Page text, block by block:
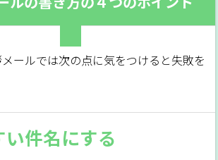
ールでは次の点に気をつけると失敗を
件名にする